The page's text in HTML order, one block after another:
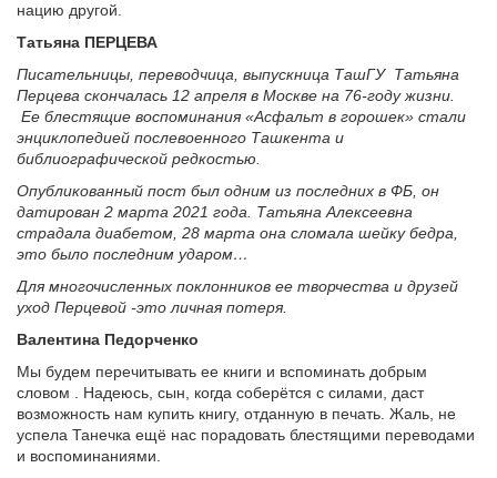
нацию другой.
Татьяна ПЕРЦЕВА
Писательницы, переводчица, выпускница ТашГУ Татьяна
Перцева скончалась 12 апреля в Москве на 76-году жизни.
Ее блестящие воспоминания «Асфальт в горошек» стали
энциклопедией послевоенного Ташкента и
библиографической редкостью.
Опубликованный пост был одним из последних в ФБ, он
датирован 2 марта 2021 года. Татьяна Алексеевна
страдала диабетом, 28 марта она сломала шейку бедра,
это было последним ударом…
Для многочисленных поклонников ее творчества и друзей
уход Перцевой -это личная потеря.
Валентина Педорченко
Мы будем перечитывать ее книги и вспоминать добрым
словом . Надеюсь, сын, когда соберётся с силами, даст
возможность нам купить книгу, отданную в печать. Жаль, не
успела Танечка ещё нас порадовать блестящими переводами
и воспоминаниями.